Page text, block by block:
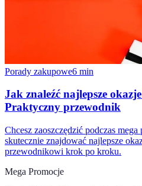
Porady zakupowe6 min
Jak znaleźć najlepsze
Praktyczny przewodnik
Chcesz zaoszczędzić podczas
skutecznie znajdować najlepsze
przewodnikowi krok po kroku.
Mega Promocje